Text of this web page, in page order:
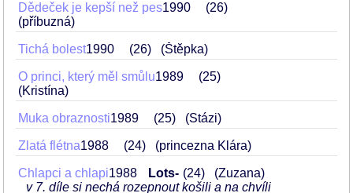
Dědeček je kepší než pes1990
26
(příbuzná)
Tichá bolest1990 26 (Štěpka)
O princi, který měl smůlu1989
25
(Kristína)
Muka obraznosti1989 25 (Stázi)
Zlatá flétna1988 24 (princezna Klára)
Chlapci a chlapi1988 Lots- 24
(Zuzana)
v 7. díle si nechá rozepnout košili a na chvíli